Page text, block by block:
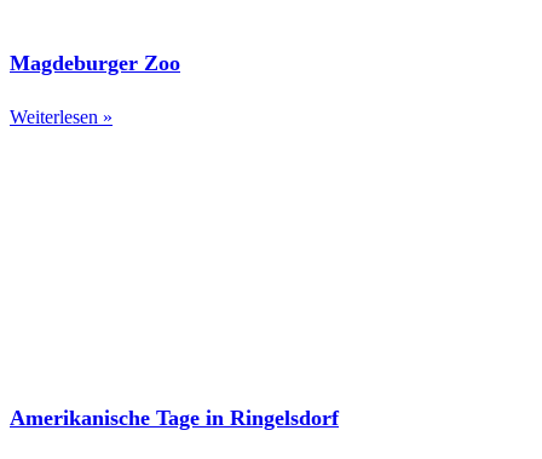
Magdeburger Zoo
Weiterlesen »
Amerikanische Tage in Ringelsdorf